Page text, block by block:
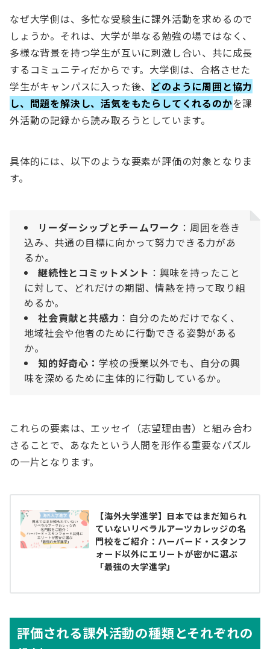
なぜ大学側は、多忙な受験生に課外活動を求めるので
しょうか。それは、大学が単なる勉強の場ではなく、
多様な背景を持つ学生が互いに刺激し合い、共に成長
するコミュニティだからです。大学側は、合格させた
学生がキャンパスに入った後、 どのように周囲と協力
し、問題を解決し、活気をもたらしてくれるのかを課
外活動の記録から読み取ろうとしています。
具体的には、以下のような要素が評価の対象となりま
す。
リーダーシップとチームワーク ：周囲を巻き
込み、共通の目標に向かって努力できる力があ
るか。
継続性とコミットメント ：興味を持ったこと
に対して、どれだけの期間、情熱を持って取り組
めるか。
社会貢献と共感力 ：自分のためだけでなく、
地域社会や他者のために行動できる姿勢がある
か。
知的好奇心： 学校の授業以外でも、自分の興
味を深めるために主体的に行動しているか。
これらの要素は、エッセイ（志望理由書）と組み合わ
さることで、あなたという人間を形作る重要なパズル
の一片となります。
【海外大学進学】日本ではまだ知られ
ていないリベラルアーツカレッジの名
門校をご紹介：ハーバード・スタンフ
ォード以外にエリートが密かに選ぶ
「最強の大学進学」
評価される課外活動の種類とそれぞれの